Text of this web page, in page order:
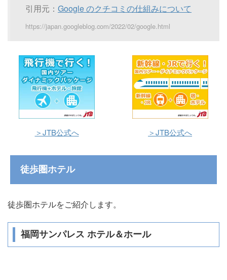
引用元： Google のクチコミの仕組みについて
https://japan.googleblog.com/2022/02/google.html
＞JTB公式へ ＞JTB公式へ
徒歩圏ホテル
徒歩圏ホテルをご紹介します。
福岡サンパレス ホテル＆ホール